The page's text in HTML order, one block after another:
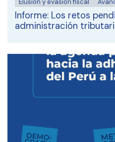
Elusión y evasión fiscal
Informe: Los retos
administración